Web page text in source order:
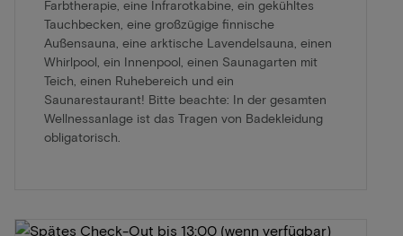
Farbtherapie, eine Infrarotkabine, ein gekühltes
Tauchbecken, eine großzügige finnische
Außensauna, eine arktische Lavendelsauna, einen
Whirlpool, ein Innenpool, einen Saunagarten mit
Teich, einen Ruhebereich und ein
Saunarestaurant! Bitte beachte: In der gesamten
Wellnessanlage ist das Tragen von Badekleidung
obligatorisch.